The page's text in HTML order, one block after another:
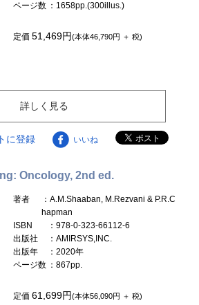
ページ数 ：1658pp.(300illus.)
定価51,469円(本体46,790円 ＋ 税)
詳しく見る
に登録 いいね
Oncology, 2nd ed.
著者
：A.M.Shaaban, M.Rezvani & P.R.C
hapman
ISBN
：978-0-323-66112-6
出版社
：AMIRSYS,INC.
出版年
：2020年
ページ数 ：867pp.
定価61,699円(本体56,090円 ＋ 税)